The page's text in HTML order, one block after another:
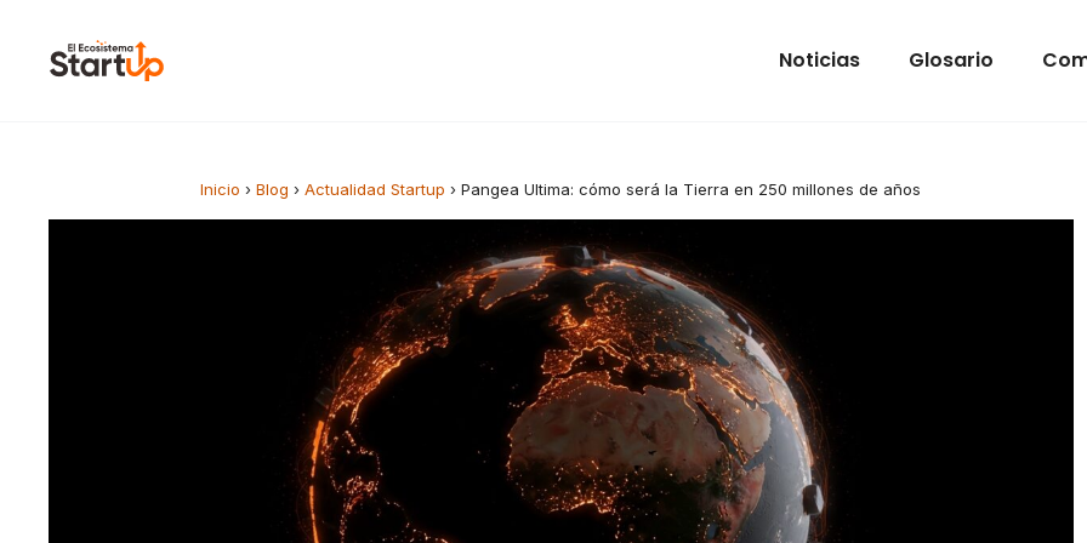
Noticias Glosario
Inicio › Blog › Actualidad Startup › Pangea Ultima: cómo será la Tierra en 250 millones de años